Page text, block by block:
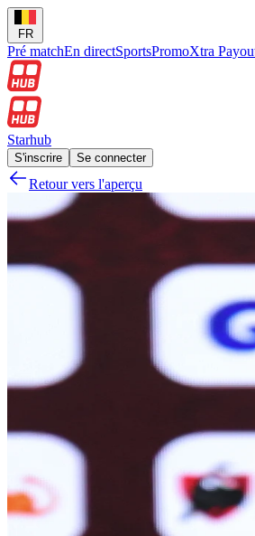
FR
Pré matchEn directSportsPromoXtra
Starhub
S'inscrire Se connecter
Retour vers l'aperçu